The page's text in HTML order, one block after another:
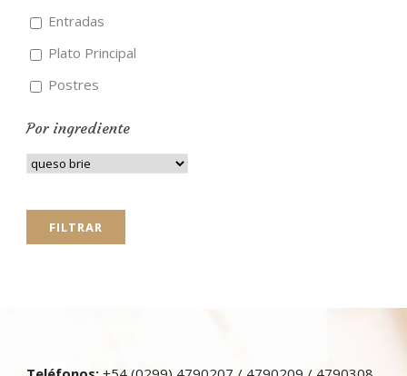
Entradas
Plato Principal
Postres
Por ingrediente